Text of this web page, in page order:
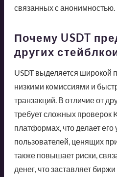
связанных с анонимностью.
Почему USDT
других
USDT выделяется широкой
низкими комиссиями и
транзакций. В отличие от
требует сложных проверок
платформах, что делает
пользователей, ценящих
также повышает риски,
денег, что заставляет